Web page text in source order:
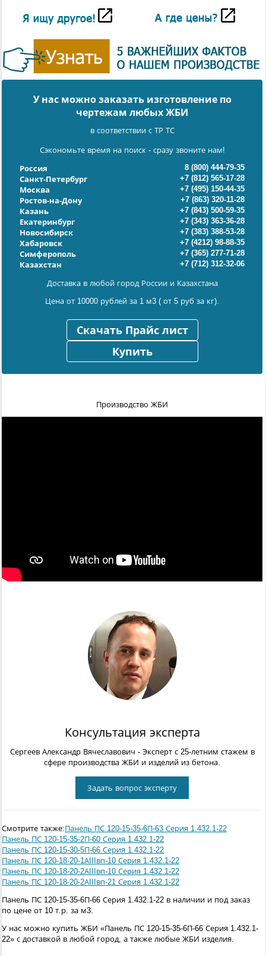
У нас можно заказать изготовление по
чертежам любых ЖБИ
в соответствии с ТР ТС
Сэкономьте время на поиск - сразу звоните нам!
Россия
8 (800) 444-79-35
Санкт-Петербург
+7 (812) 565-17-28
Москва
+7 (495) 150-44-35
Ростов-на-Дону
+7 (863) 320-11-28
Казань
+7 (843) 500-59-35
Екатеринбург
+7 (343) 363-36-28
Новосибирск
+7 (383) 388-53-28
Хабаровск
+7 (4212) 98-88-35
Симферополь
+7 (365) 277-71-28
Казахстан
+7 (712) 312-32-06
Доставка в любой город России и Казахстана
Цена от 10000 рублей за 1 м3 ( от 5 руб за кг).
Скачать Прайс лист
Купить
Производство ЖБИ
Консультация эксперта
Сергеев Александр Вячеславович - Эксперт с 25-летним стажем в
сфере производства ЖБИ и изделий из бетона.
Задать вопрос эксперту
Смотрите также:Панель ПС 120-15-35-6П-63 Серия 1.432.1-22
Панель ПС 120-15-35-2П-60 Серия 1.432.1-22
Панель ПС 120-15-30-5П-66 Серия 1.432.1-22
Панель ПС 120-18-20-1АIIIвп-10 Серия 1.432.1-22
Панель ПС 120-18-20-2АIIIвп-10 Серия 1.432.1-22
Панель ПС 120-18-20-2АIIIвп-21 Серия 1.432.1-22
Панель ПС 120-15-35-6П-66 Серия 1.432.1-22 в наличии и под заказ
по цене от 10 т.р. за м3.
У нас можно купить ЖБИ «Панель ПС 120-15-35-6П-66 Серия 1.432.1-
22» с доставкой в любой город, а также любые ЖБИ изделия.